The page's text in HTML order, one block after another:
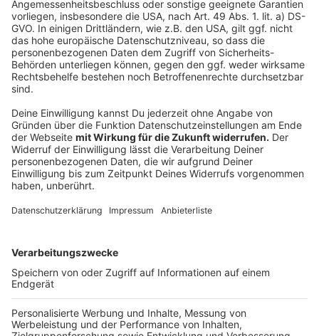
Anzeige
Keine Vogelgrippe in Leverkusen
Kleinere und weniger Martinszüge in Leverkusen
Millionenstrafe für Leverkusener Bayer Konzern
Anzeige
Anzeige